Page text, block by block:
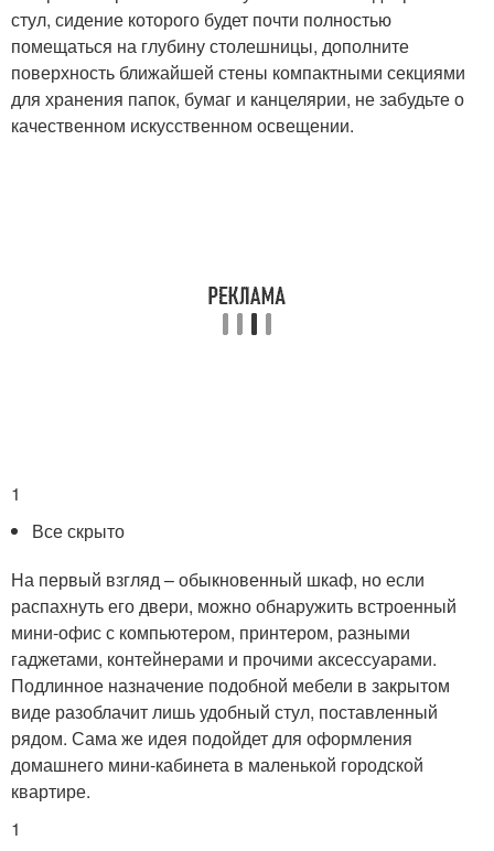
стул, сидение которого будет почти полностью
помещаться на глубину столешницы, дополните
поверхность ближайшей стены компактными секциями
для хранения папок, бумаг и канцелярии, не забудьте о
качественном искусственном освещении.
1
Все скрыто
На первый взгляд – обыкновенный шкаф, но если
распахнуть его двери, можно обнаружить встроенный
мини-офис с компьютером, принтером, разными
гаджетами, контейнерами и прочими аксессуарами.
Подлинное назначение подобной мебели в закрытом
виде разоблачит лишь удобный стул, поставленный
рядом. Сама же идея подойдет для оформления
домашнего мини-кабинета в маленькой городской
квартире.
1